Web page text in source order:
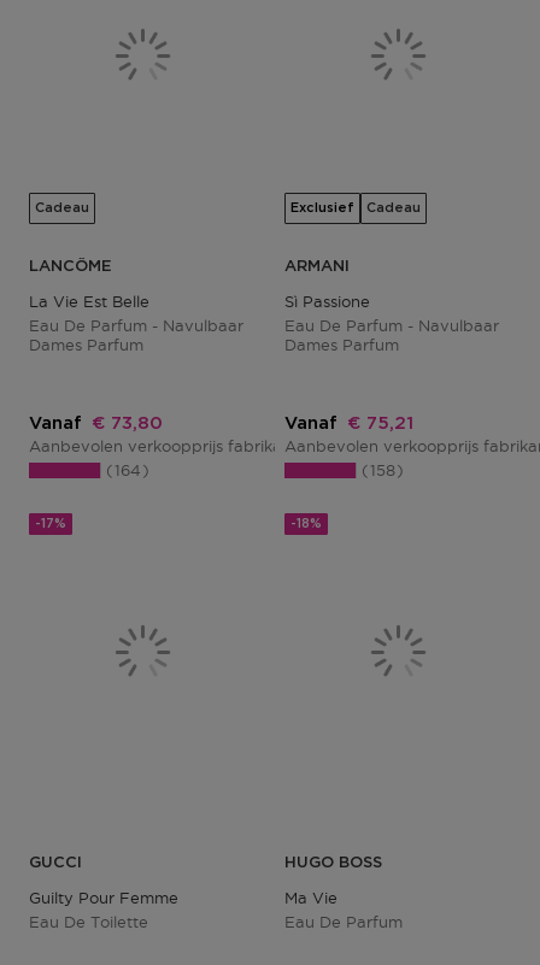
Cadeau
LANCÔME
La Vie Est Belle
Eau De Parfum - Navulbaar
Dames Parfum
Vanaf Kortingsprijs
€ 73,80
Aanbevolen verkoopprijs fabrikant€ 90,00
164
Exclusief Cadeau
ARMANI
Sì Passione
Eau De Parfum - Navulbaar
Dames Parfum
Vanaf Kortingsprijs
€ 75,21
Aanbevolen verkoopprijs
158
-17%
GUCCI
Guilty Pour Femme
Eau De Toilette
-18%
HUGO BOSS
Ma Vie
Eau De Parfum